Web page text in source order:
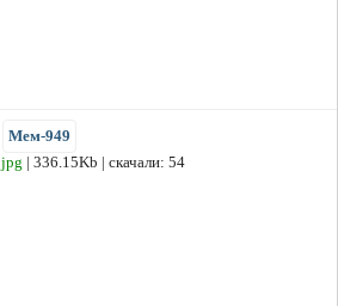
Мем-949
jpg | 336.15Kb | скачали: 54